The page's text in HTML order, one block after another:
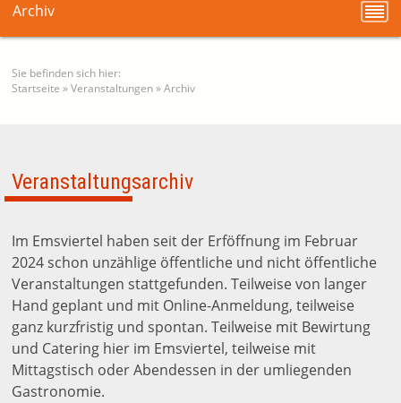
Archiv
Sie befinden sich hier:
Startseite »Veranstaltungen»Archiv
Veranstaltungsarchiv
Im Emsviertel haben seit der Erföffnung im Februar
2024 schon unzählige öffentliche und nicht öffentliche
Veranstaltungen stattgefunden. Teilweise von langer
Hand geplant und mit Online-Anmeldung, teilweise
ganz kurzfristig und spontan. Teilweise mit Bewirtung
und Catering hier im Emsviertel, teilweise mit
Mittagstisch oder Abendessen in der umliegenden
Gastronomie.